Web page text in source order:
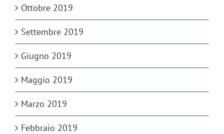
Ottobre 2019
Settembre 2019
Giugno 2019
Maggio 2019
Marzo 2019
Febbraio 2019